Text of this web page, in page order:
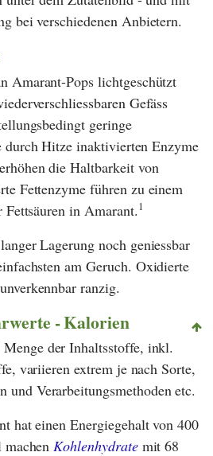
bei verschiedenen Anbietern.
Amarant-Pops lichtgeschützt
Gefäss
geringe
durch Hitze inaktivierten Enzyme
die Haltbarkeit von
Fettenzyme führen zu einem
in Amarant.1
Lagerung noch geniessbar
am Geruch. Oxidierte
ranzig.
- Kalorien
Menge der Inhaltsstoffe, inkl.
variieren extrem je nach Sorte,
und Verarbeitungsmethoden etc.
hat einen Energiegehalt von 400
machenKohlenhydratemit 68